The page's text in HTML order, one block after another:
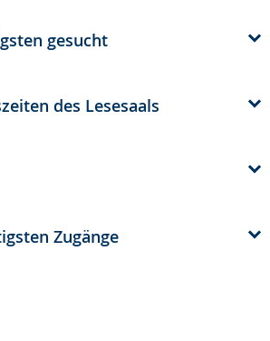
gesucht
des Lesesaals
Zugänge